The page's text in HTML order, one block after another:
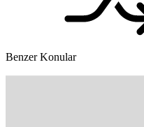
Benzer Konular